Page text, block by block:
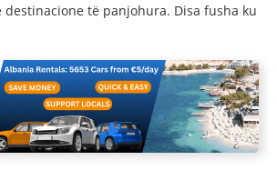
të panjohura. Disa fusha ku